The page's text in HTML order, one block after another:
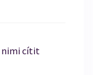
nimi cítit